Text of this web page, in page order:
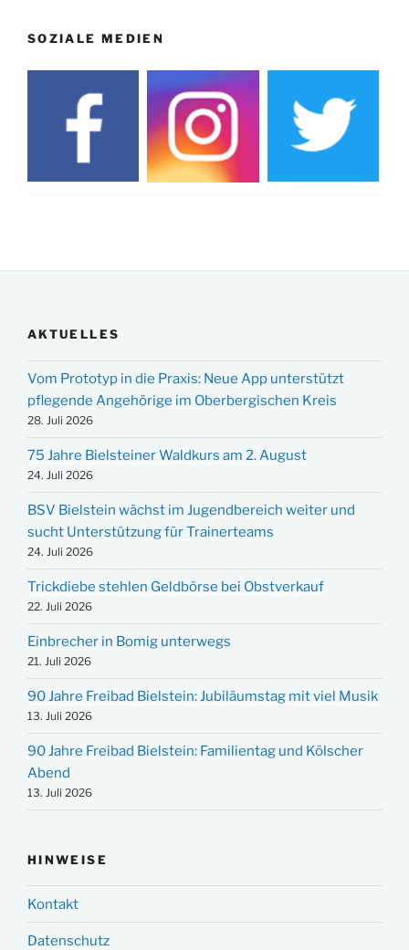
SOZIALE MEDIEN
AKTUELLES
Vom Prototyp in die Praxis: Neue App unterstützt
pflegende Angehörige im Oberbergischen Kreis
28. Juli 2026
75 Jahre Bielsteiner Waldkurs am 2. August
24. Juli 2026
BSV Bielstein wächst im Jugendbereich weiter und
sucht Unterstützung für Trainerteams
24. Juli 2026
Trickdiebe stehlen Geldbörse bei Obstverkauf
22. Juli 2026
Einbrecher in Bomig unterwegs
21. Juli 2026
90 Jahre Freibad Bielstein: Jubiläumstag mit viel Musik
13. Juli 2026
90 Jahre Freibad Bielstein: Familientag und Kölscher
Abend
13. Juli 2026
HINWEISE
Kontakt
Datenschutz